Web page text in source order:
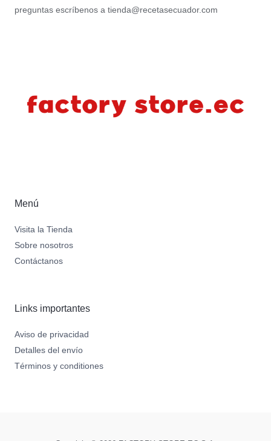
preguntas escríbenos a tienda@recetasecuador.com
Menú
Visita la Tienda
Sobre nosotros
Contáctanos
Links importantes
Aviso de privacidad
Detalles del envío
Términos y conditiones